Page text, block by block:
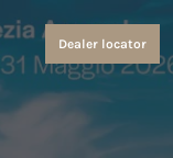
Dealer locator